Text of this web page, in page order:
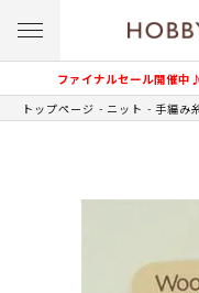
ファイナルセール開催中
トップページ ニット 手編み